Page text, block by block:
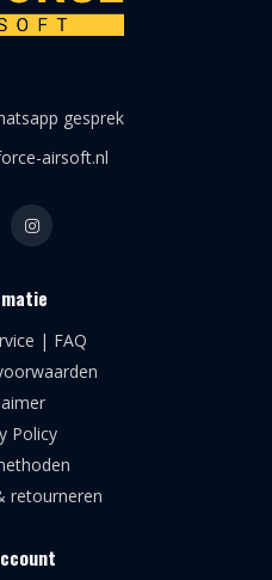
gesprek
airsoft.nl
| FAQ
Policy
retourneren